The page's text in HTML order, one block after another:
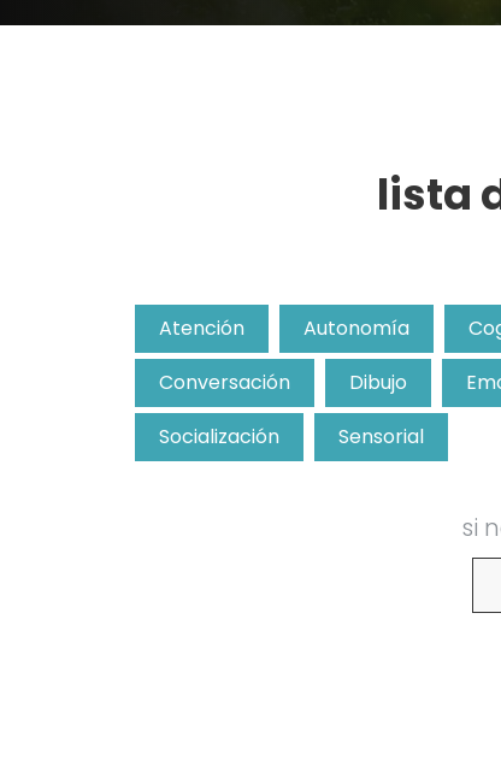
lista
Atención Autonomía
Conversación
Dibujo
Socialización
Sensorial
si